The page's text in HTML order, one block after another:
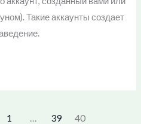
Такие аккаунты создает
1 39 40